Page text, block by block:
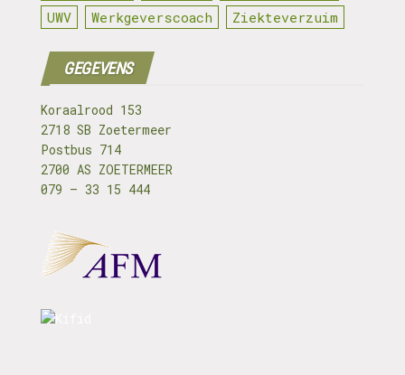
UWV
Werkgeverscoach Ziekteverzuim
GEGEVENS
Koraalrood 153
2718 SB Zoetermeer
Postbus 714
2700 AS ZOETERMEER
079 – 33 15 444